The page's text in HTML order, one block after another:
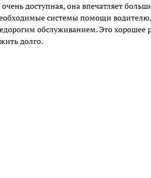
доступная, она впечатляет
системы помощи
обслуживанием. Это хорошее
долго.